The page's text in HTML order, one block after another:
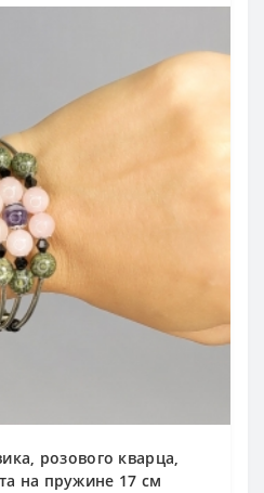
розового кварца,
на пружине 17 см